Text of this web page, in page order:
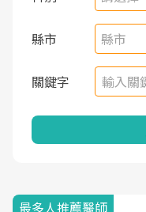
縣市 縣市
關鍵字
最多人推薦醫師